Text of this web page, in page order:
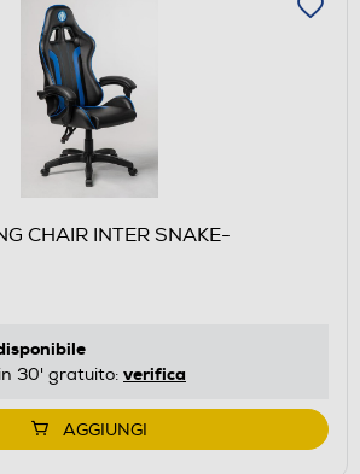
CHAIR INTER SNAKE-
30' gratuito: verifica
AGGIUNGI